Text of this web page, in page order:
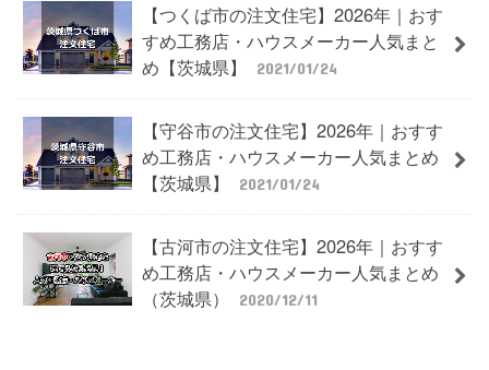
【つくば市の注文住宅】2026年｜おす
すめ工務店・ハウスメーカー人気まと
め【茨城県】
2021/01/24
【守谷市の注文住宅】2026年｜おすす
め工務店・ハウスメーカー人気まとめ
【茨城県】
2021/01/24
【古河市の注文住宅】2026年｜おすす
め工務店・ハウスメーカー人気まとめ
（茨城県）
2020/12/11